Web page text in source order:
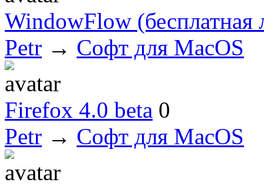
WindowFlow (бесплатная
Petr → Софт для MacOS
Firefox 4.0 beta 0
Petr → Софт для MacOS